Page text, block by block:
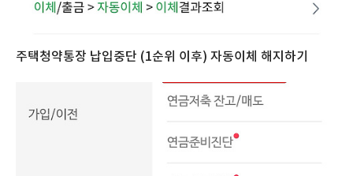
주택청약통장 납입중단 (1순위 이후) 자동이체 해지하기